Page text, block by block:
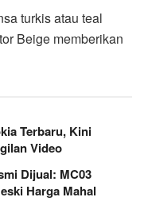
turkis atau teal
Beige memberikan
Terbaru, Kini
Video
Dijual: MC03
Harga Mahal